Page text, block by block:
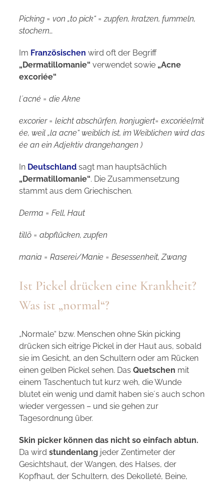
Picking = von „to pick“ = zupfen, kratzen, fummeln,
stochern…
Im Französischenwird oft der Begriff
„Dermatillomanie“ verwendet sowie „Acne
excoriée“
l´acné = die Akne
excorier = leicht abschürfen, konjugiert= excoriée[mit
ée, weil „la acne“ weiblich ist, im Weiblichen wird das
ée an ein Adjektiv drangehangen )
In Deutschlandsagt man hauptsächlich
„Dermatillomanie“. Die Zusammensetzung
stammt aus dem Griechischen.
Derma = Fell, Haut
tillō = abpflücken, zupfen
mania = Raserei/Manie = Besessenheit, Zwang
Ist Pickel drücken eine Krankheit?
Was ist „normal“?
„Normale“ bzw. Menschen ohne Skin picking
drücken sich eitrige Pickel in der Haut aus, sobald
sie im Gesicht, an den Schultern oder am Rücken
einen gelben Pickel sehen. DasQuetschen mit
einem Taschentuch tut kurz weh, die Wunde
blutet ein wenig und damit haben sie´s auch schon
wieder vergessen – und sie gehen zur
Tagesordnung über.
Skin picker können das nicht so einfach abtun.
Da wirdstundenlang jeder Zentimeter der
Gesichtshaut, der Wangen, des Halses, der
Kopfhaut, der Schultern, des Dekolleté, Beine,